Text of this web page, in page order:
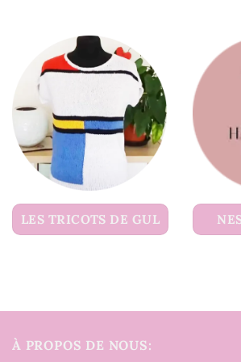
LES TRICOTS DE GUL
À PROPOS DE NOUS: